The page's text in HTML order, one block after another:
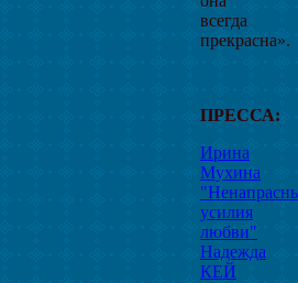
всегда
прекрасна».
ПРЕССА:
Ирина
Мухина
усилия
любви"
Надежда
КЕЙ